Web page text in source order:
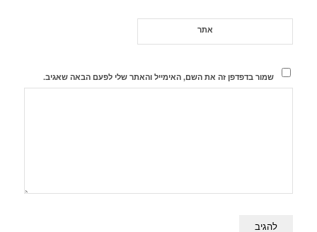
אתר
שמור בדפדפן זה את השם, האימייל והאתר שלי לפעם הבאה שאגיב.